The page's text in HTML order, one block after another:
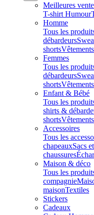
Meilleures
T-shirt Humour
Homme
Tous les
débardeurs
shorts
Femmes
Tous les
débardeurs
shorts
Enfant & Bébé
Tous les
shirts &
shorts
Accessoires
Tous les
chapeauxSacs
chaussures
Maison & déco
Tous les
compagnie
maisonTextiles
Stickers
Cadeaux